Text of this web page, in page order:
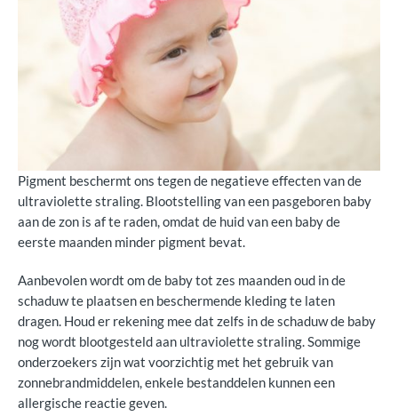
Pigment beschermt ons tegen de negatieve effecten van de
ultraviolette straling. Blootstelling van een pasgeboren baby
aan de zon is af te raden, omdat de huid van een baby de
eerste maanden minder pigment bevat.
Aanbevolen wordt om de baby tot zes maanden oud in de
schaduw te plaatsen en beschermende kleding te laten
dragen. Houd er rekening mee dat zelfs in de schaduw de baby
nog wordt blootgesteld aan ultraviolette straling. Sommige
onderzoekers zijn wat voorzichtig met het gebruik van
zonnebrandmiddelen, enkele bestanddelen kunnen een
allergische reactie geven.